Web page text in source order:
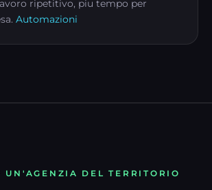
ripetitivo, piu tempo per
Automazioni
UN'AGENZIA DEL TERRITORIO